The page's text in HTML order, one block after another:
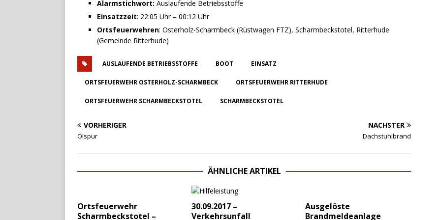
Alarmstichwort: Auslaufende Betriebsstoffe
Einsatzzeit: 22:05 Uhr – 00:12 Uhr
Ortsfeuerwehren: Osterholz-Scharmbeck (Rüstwagen FTZ), Scharmbeckstotel, Ritterhude
(Gemeinde Ritterhude)
AUSLAUFENDE BETRIEBSSTOFFE BOOT EINSATZ
ORTSFEUERWEHR OSTERHOLZ-SCHARMBECK ORTSFEUERWEHR RITTERHUDE
ORTSFEUERWEHR SCHARMBECKSTOTEL SCHARMBECKSTOTEL
VORHERIGER
Ölspur
NÄCHSTER
Dachstuhlbrand
ÄHNLICHE ARTIKEL
Ortsfeuerwehr
Scharmbeckstotel –
30.09.2017 –
Verkehrsunfall
Ausgelöste
Brandmeldeanlage